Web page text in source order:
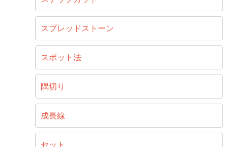
スプレッドストーン
スポット法
隅切り
成長線
セット